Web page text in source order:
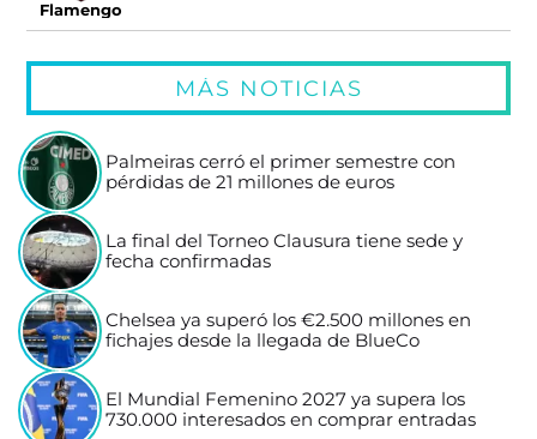
Flamengo
MÁS NOTICIAS
Palmeiras cerró el primer semestre con
pérdidas de 21 millones de euros
La final del Torneo Clausura tiene sede y
fecha confirmadas
Chelsea ya superó los €2.500 millones en
fichajes desde la llegada de BlueCo
El Mundial Femenino 2027 ya supera los
730.000 interesados en comprar entradas